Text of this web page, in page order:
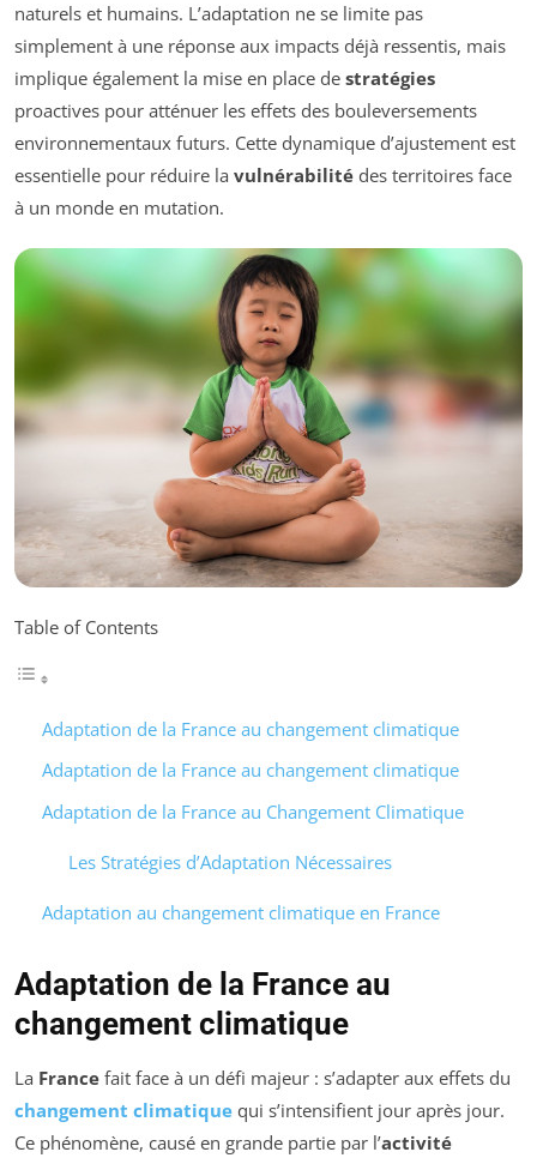
naturels et humains. L’adaptation ne se limite pas
simplement à une réponse aux impacts déjà ressentis, mais
implique également la mise en place de stratégies
proactives pour atténuer les effets des bouleversements
environnementaux futurs. Cette dynamique d’ajustement est
essentielle pour réduire la vulnérabilité des territoires face
à un monde en mutation.
Table of Contents
Adaptation de la France au changement climatique
Adaptation de la France au changement climatique
Adaptation de la France au Changement Climatique
Les Stratégies d’Adaptation Nécessaires
Adaptation au changement climatique en France
Adaptation de la France au
changement climatique
La France fait face à un défi majeur : s’adapter aux effets du
changement climatique qui s’intensifient jour après jour.
Ce phénomène, causé en grande partie par l’activité